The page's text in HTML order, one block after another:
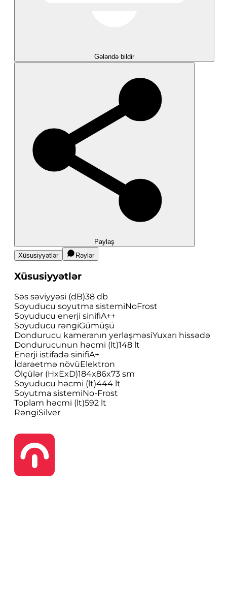
Gələndə bildir
Paylaş
Xüsusiyyətlər
Rəylər
Xüsusiyyətlər
Səs səviyyəsi (dB)38 db
Soyuducu soyutma sistemiNoFrost
Soyuducu enerji sinifiA++
Soyuducu rəngiGümüşü
Dondurucu kameranın yerləşməsiYuxarı hissədə
Dondurucunun həcmi (lt)148 lt
Enerji istifadə sinifiA+
İdarəetmə növüElektron
Ölçülər (HxExD)184x86x73 sm
Soyuducu həcmi (lt)444 lt
Soyutma sistemiNo-Frost
Toplam həcmi (lt)592 lt
RəngiSilver